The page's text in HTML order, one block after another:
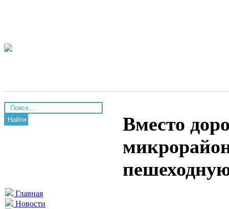
Найти
Главная
Новости
Вместо